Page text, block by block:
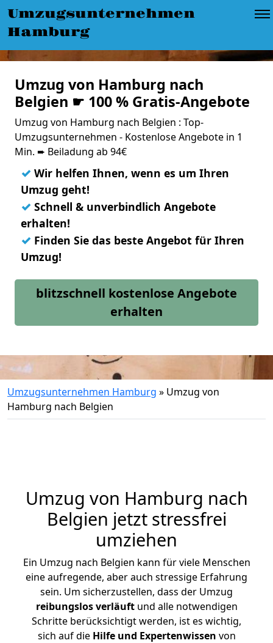
Umzugsunternehmen
Hamburg
Umzug von Hamburg nach
Belgien ☛ 100 % Gratis-Angebote
Umzug von Hamburg nach Belgien : Top-
Umzugsunternehmen - Kostenlose Angebote in 1
Min. ➨ Beiladung ab 94€
✓ Wir helfen Ihnen, wenn es um Ihren
Umzug geht!
✓ Schnell & unverbindlich Angebote
erhalten!
✓ Finden Sie das beste Angebot für Ihren
Umzug!
blitzschnell kostenlose Angebote
erhalten
Umzugsunternehmen Hamburg » Umzug von
Hamburg nach Belgien
Umzug von Hamburg nach
Belgien jetzt stressfrei
umziehen
Ein Umzug nach Belgien kann für viele Menschen
eine aufregende, aber auch stressige Erfahrung
sein. Um sicherzustellen, dass der Umzug
reibungslos verläuftund alle notwendigen
Schritte berücksichtigt werden, ist es wichtig,
sich auf die Hilfe und Expertenwissen von